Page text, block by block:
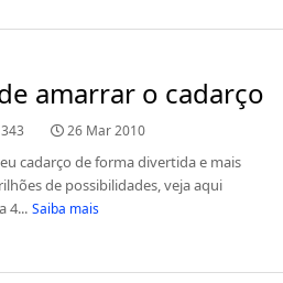
amarrar o cadarço
343 26 Mar 2010
cadarço de forma divertida e mais
de possibilidades, veja aqui
4... Saiba mais